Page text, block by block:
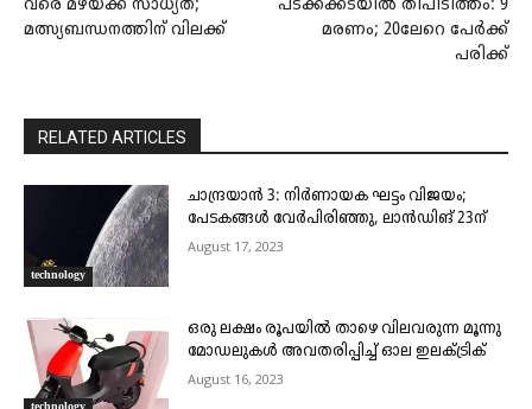
വരെ മഴയ്ക്ക് സാധ്യത;
മത്സ്യബന്ധനത്തിന് വിലക്ക്
പടക്കക്കടയിൽ തീപിടിത്തം: 9
മരണം; 20ലേറെ പേർക്ക്
പരിക്ക്
RELATED ARTICLES
technology
ചാന്ദ്രയാൻ 3: നിർണായക ഘട്ടം വിജയം;
പേടകങ്ങൾ വേർപിരിഞ്ഞു, ലാൻഡിങ്‌ 23ന്
August 17, 2023
ഒരു ലക്ഷം രൂപയില്‍ താഴെ വിലവരുന്ന മൂന്നു
മോഡലുകള്‍ അവതരിപ്പിച്ച് ഓല ഇലക്ട്രിക്
August 16, 2023